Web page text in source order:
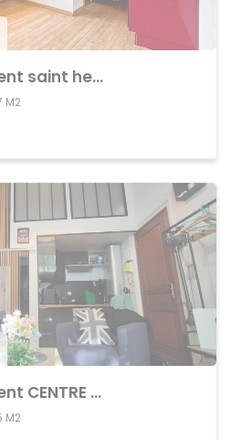
Achat Appartement saint helier
M2
Achat Appartement CENTRE VILLE
M2